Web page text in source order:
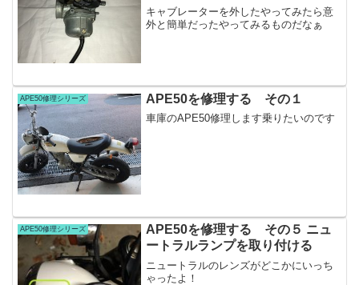
キャブレーターを外したやってみたら意
外と簡単だったやってみるものだなぁ
APE50修理シリーズ APE50を修理する その１
車庫のAPE50修理します乗りたいのです
APE50修理シリーズ
APE50を修理する その５ ニュ
ートラルランプを取り付ける
ニュートラルのレンズがどこかにいっち
ゃったよ！